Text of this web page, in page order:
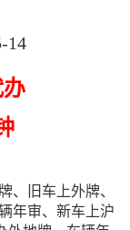
14
、旧车上外牌、
年审、新车上沪